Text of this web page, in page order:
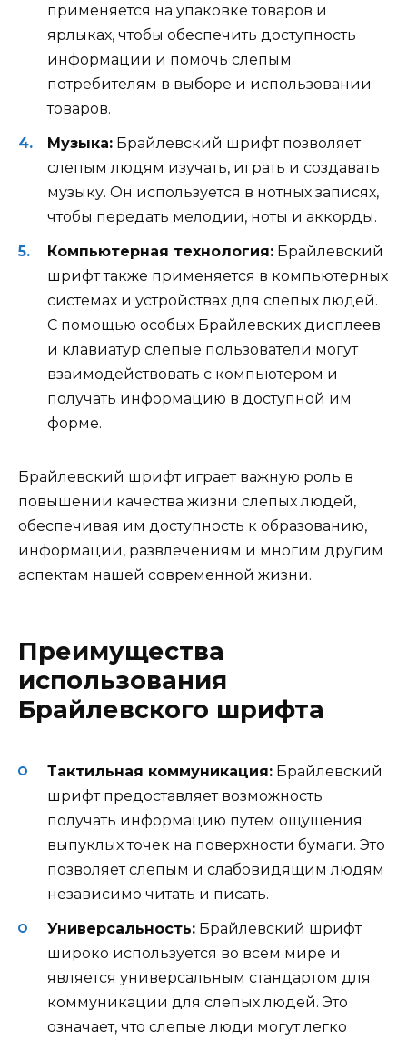
применяется на упаковке товаров и
ярлыках, чтобы обеспечить доступность
информации и помочь слепым
потребителям в выборе и использовании
товаров.
Музыка: Брайлевский шрифт позволяет
слепым людям изучать, играть и создавать
музыку. Он используется в нотных записях,
чтобы передать мелодии, ноты и аккорды.
Компьютерная технология: Брайлевский
шрифт также применяется в компьютерных
системах и устройствах для слепых людей.
С помощью особых Брайлевских дисплеев
и клавиатур слепые пользователи могут
взаимодействовать с компьютером и
получать информацию в доступной им
форме.
Брайлевский шрифт играет важную роль в
повышении качества жизни слепых людей,
обеспечивая им доступность к образованию,
информации, развлечениям и многим другим
аспектам нашей современной жизни.
Преимущества
использования
Брайлевского шрифта
Тактильная коммуникация: Брайлевский
шрифт предоставляет возможность
получать информацию путем ощущения
выпуклых точек на поверхности бумаги. Это
позволяет слепым и слабовидящим людям
независимо читать и писать.
Универсальность: Брайлевский шрифт
широко используется во всем мире и
является универсальным стандартом для
коммуникации для слепых людей. Это
означает, что слепые люди могут легко